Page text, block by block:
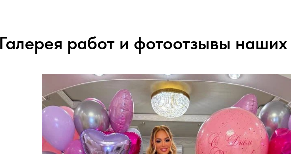
Галерея работ и фотоотзывы